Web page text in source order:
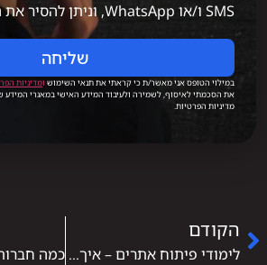
SMS ו/או WhatsApp, וניתן להסיר את הסכמתי בכל עת.
שליחה
במילוי הטופס אני מאשר/ת כי קראתי את תנאי השימוש ומדיניות
את הסכמתי לאיסוף, לשמירה ולעיבוד המידע האישי במאגרי
מדיניות הפרטיות.
הקודם
לימודי פיתוח אתרים – איך נכנסים לעולם שבונה את האינטרנט